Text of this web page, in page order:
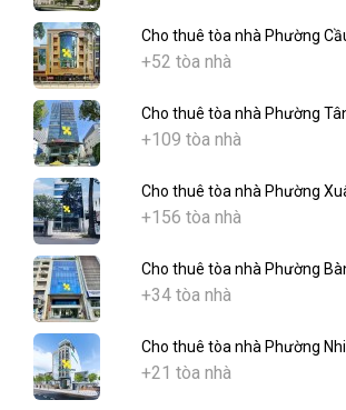
Cho thuê tòa nhà Phường
+52 tòa nhà
Cho thuê tòa nhà Phường
+109 tòa nhà
Cho thuê tòa nhà Phường
+156 tòa nhà
Cho thuê tòa nhà Phường
+34 tòa nhà
Cho thuê tòa nhà Phường
+21 tòa nhà